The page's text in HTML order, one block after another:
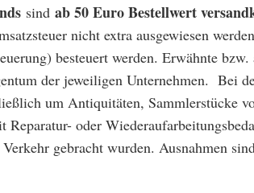
sind ab 50 Euro Bestellwert
nicht extra ausgewiesen
besteuert werden. Erwähnte
der jeweiligen Unternehmen. Bei
um Antiquitäten, Sammlerstücke
Reparatur- oder
gebracht wurden. Ausnahmen